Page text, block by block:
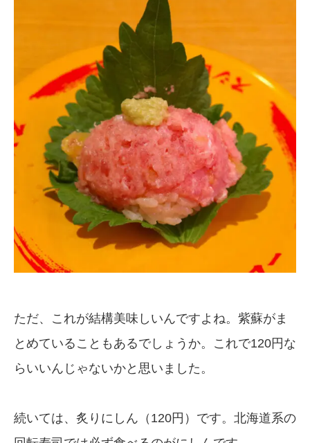
ただ、これが結構美味しいんですよね。紫蘇がま
とめていることもあるでしょうか。これで120円な
らいいんじゃないかと思いました。
続いては、炙りにしん（120円）です。北海道系の